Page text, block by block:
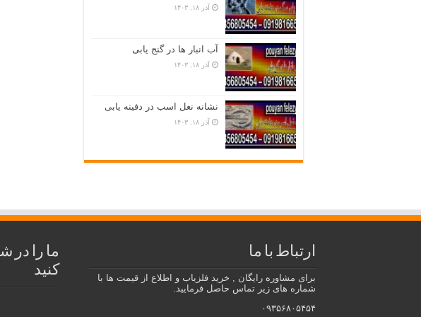
آذر ۱۸, ۱۴۰۳
آب انبار ها در گنج یابی
آذر ۱۸, ۱۴۰۳
نشانه نعل اسب در دفینه یابی
آذر ۱۸, ۱۴۰۳
ارتباط با ما
برای مشاوره رایگان , خرید فلزیاب و اطلاع از قیمت ها با
شماره های زیر تماس حاصل فرمایید.
۰۹۳۵۶۸۰۵۴۵۴
ما را در
کنید